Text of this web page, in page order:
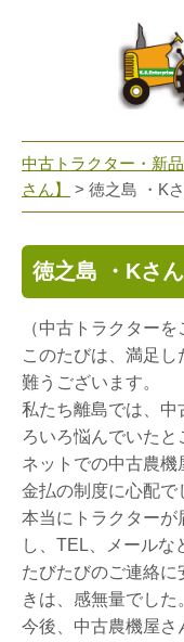
navigation
中古トラクター・新
さん】
> 徳之島 ・K
徳之島 ・Kさん
（中古トラクター
このたびは、満足
難うございます。
私たち離島では、中
ろいろ悩んでいたと
ネットでの中古農
金払の制度に心配で
本当にトラクター
し、TEL、メールな
たびたびのご連絡に
きは、感無量でした
今後、中古農機屋さ